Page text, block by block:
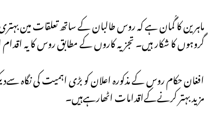
ماہرین کا گُمان ہے کہ روس طالبان کے ساتھ تعلقات مین
گروہوں کا شکار ہیں۔ تجزیہ کاروں کے مطابق روس کا یہ
افغان حکام روس کے مذکورہ اعلان کو بڑی اہمیت کی نگاہ
مزید بہتر کرنےکےاقدامات اٹھارہےہیں۔